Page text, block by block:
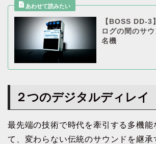
【BOSS DD-3
ログの間のサ
名機
２つのデジタルディレイ
最先端の技術で時代を牽引する多機能
て、変わらない伝統のサウンドを継承